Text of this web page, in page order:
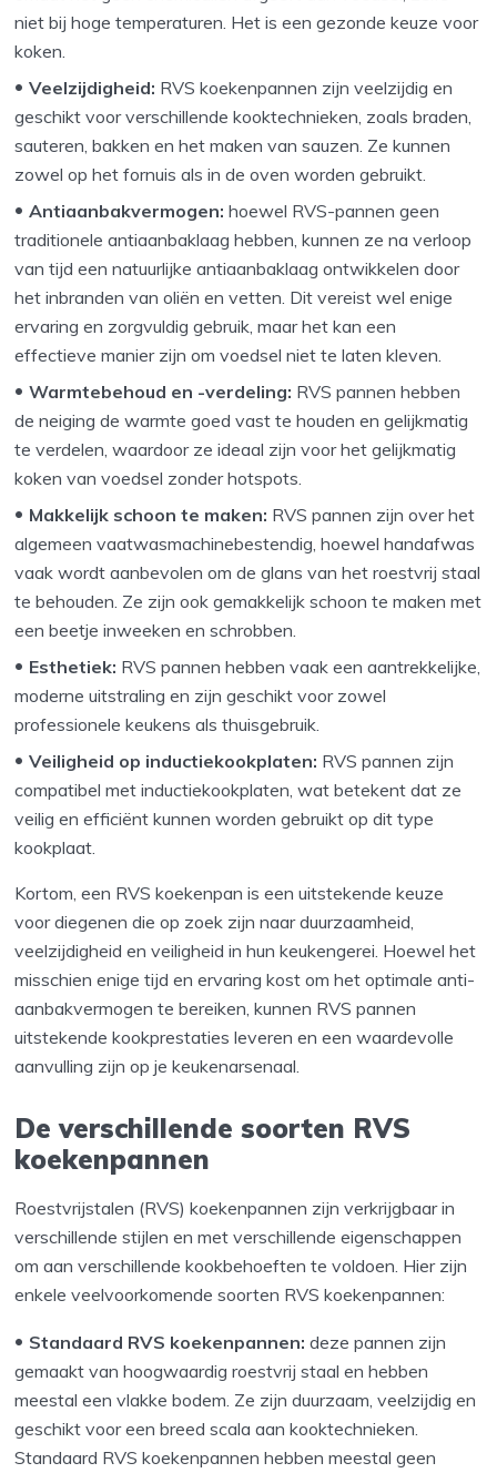
niet bij hoge temperaturen. Het is een gezonde keuze voor
koken.
Veelzijdigheid: RVS koekenpannen zijn veelzijdig en
geschikt voor verschillende kooktechnieken, zoals braden,
sauteren, bakken en het maken van sauzen. Ze kunnen
zowel op het fornuis als in de oven worden gebruikt.
Antiaanbakvermogen: hoewel RVS-pannen geen
traditionele antiaanbaklaag hebben, kunnen ze na verloop
van tijd een natuurlijke antiaanbaklaag ontwikkelen door
het inbranden van oliën en vetten. Dit vereist wel enige
ervaring en zorgvuldig gebruik, maar het kan een
effectieve manier zijn om voedsel niet te laten kleven.
Warmtebehoud en -verdeling: RVS pannen hebben
de neiging de warmte goed vast te houden en gelijkmatig
te verdelen, waardoor ze ideaal zijn voor het gelijkmatig
koken van voedsel zonder hotspots.
Makkelijk schoon te maken: RVS pannen zijn over het
algemeen vaatwasmachinebestendig, hoewel handafwas
vaak wordt aanbevolen om de glans van het roestvrij staal
te behouden. Ze zijn ook gemakkelijk schoon te maken met
een beetje inweeken en schrobben.
Esthetiek: RVS pannen hebben vaak een aantrekkelijke,
moderne uitstraling en zijn geschikt voor zowel
professionele keukens als thuisgebruik.
Veiligheid op inductiekookplaten: RVS pannen zijn
compatibel met inductiekookplaten, wat betekent dat ze
veilig en efficiënt kunnen worden gebruikt op dit type
kookplaat.
Kortom, een RVS koekenpan is een uitstekende keuze
voor diegenen die op zoek zijn naar duurzaamheid,
veelzijdigheid en veiligheid in hun keukengerei. Hoewel het
misschien enige tijd en ervaring kost om het optimale anti-
aanbakvermogen te bereiken, kunnen RVS pannen
uitstekende kookprestaties leveren en een waardevolle
aanvulling zijn op je keukenarsenaal.
De verschillende soorten RVS
koekenpannen
Roestvrijstalen (RVS) koekenpannen zijn verkrijgbaar in
verschillende stijlen en met verschillende eigenschappen
om aan verschillende kookbehoeften te voldoen. Hier zijn
enkele veelvoorkomende soorten RVS koekenpannen:
Standaard RVS koekenpannen: deze pannen zijn
gemaakt van hoogwaardig roestvrij staal en hebben
meestal een vlakke bodem. Ze zijn duurzaam, veelzijdig en
geschikt voor een breed scala aan kooktechnieken.
Standaard RVS koekenpannen hebben meestal geen